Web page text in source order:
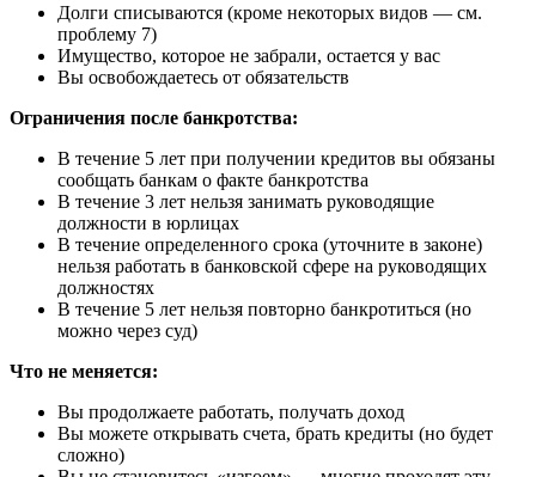
Долги списываются (кроме некоторых видов — см.
проблему 7)
Имущество, которое не забрали, остается у вас
Вы освобождаетесь от обязательств
Ограничения после банкротства:
В течение 5 лет при получении кредитов вы обязаны
сообщать банкам о факте банкротства
В течение 3 лет нельзя занимать руководящие
должности в юрлицах
В течение определенного срока (уточните в законе)
нельзя работать в банковской сфере на руководящих
должностях
В течение 5 лет нельзя повторно банкротиться (но
можно через суд)
Что не меняется:
Вы продолжаете работать, получать доход
Вы можете открывать счета, брать кредиты (но будет
сложно)